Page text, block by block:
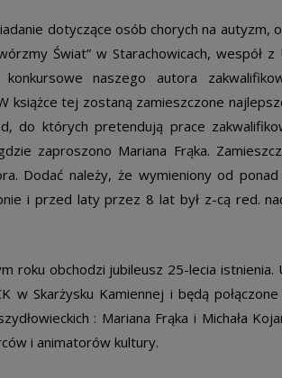
dotyczące osób chorych na autyzm,
Świat” w Starachowicach, wespół
naszego autora
tej zostaną zamieszczone
do których pretendują prace
zaproszono Mariana Frąka.
Dodać należy, że wymieniony od
i przed laty przez 8 lat był z-cą red.
roku obchodzi jubileusz 25-lecia
Skarżysku Kamiennej i będą
: Mariana Frąka i Michała
i animatorów kultury.